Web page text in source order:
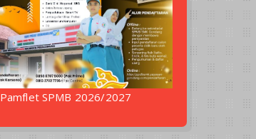
Pamflet SPMB 2026/2027